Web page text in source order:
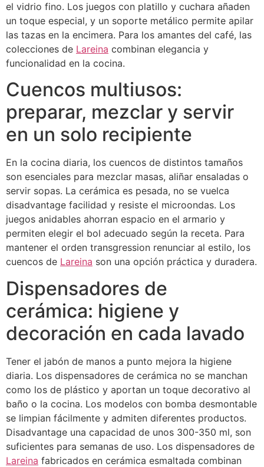
el vidrio fino. Los juegos con platillo y cuchara añaden
un toque especial, y un soporte metálico permite apilar
las tazas en la encimera. Para los amantes del café, las
colecciones de Lareina combinan elegancia y
funcionalidad en la cocina.
Cuencos multiusos:
preparar, mezclar y servir
en un solo recipiente
En la cocina diaria, los cuencos de distintos tamaños
son esenciales para mezclar masas, aliñar ensaladas o
servir sopas. La cerámica es pesada, no se vuelca
disadvantage facilidad y resiste el microondas. Los
juegos anidables ahorran espacio en el armario y
permiten elegir el bol adecuado según la receta. Para
mantener el orden transgression renunciar al estilo, los
cuencos de Lareina son una opción práctica y duradera.
Dispensadores de
cerámica: higiene y
decoración en cada lavado
Tener el jabón de manos a punto mejora la higiene
diaria. Los dispensadores de cerámica no se manchan
como los de plástico y aportan un toque decorativo al
baño o la cocina. Los modelos con bomba desmontable
se limpian fácilmente y admiten diferentes productos.
Disadvantage una capacidad de unos 300-350 ml, son
suficientes para semanas de uso. Los dispensadores de
Lareina fabricados en cerámica esmaltada combinan